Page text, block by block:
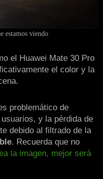
estamos viendo
el Huawei Mate 30 Pro
el color y la
problemático de
y la pérdida de
debido al filtrado de la
. Recuerda que no
la imagen, mejor será